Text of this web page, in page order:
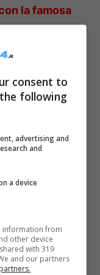
la famosa
consent to
following
advertising and
and
a device
information from
other device
with 319
and our partners